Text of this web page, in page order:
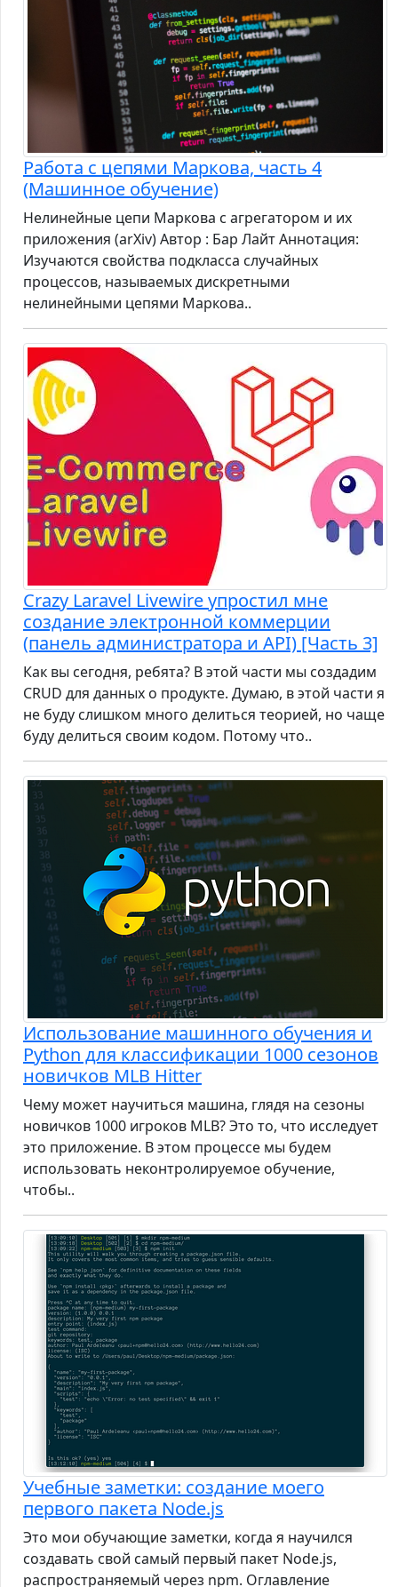
Работа с цепями Маркова, часть 4
(Машинное обучение)
Нелинейные цепи Маркова с агрегатором и их
приложения (arXiv) Автор : Бар Лайт Аннотация:
Изучаются свойства подкласса случайных
процессов, называемых дискретными
нелинейными цепями Маркова..
Crazy Laravel Livewire упростил мне
создание электронной коммерции
(панель администратора и API) [Часть 3]
Как вы сегодня, ребята? В этой части мы создадим
CRUD для данных о продукте. Думаю, в этой части я
не буду слишком много делиться теорией, но чаще
буду делиться своим кодом. Потому что..
Использование машинного обучения и
Python для классификации 1000 сезонов
новичков MLB Hitter
Чему может научиться машина, глядя на сезоны
новичков 1000 игроков MLB? Это то, что исследует
это приложение. В этом процессе мы будем
использовать неконтролируемое обучение,
чтобы..
Учебные заметки: создание моего
первого пакета Node.js
Это мои обучающие заметки, когда я научился
создавать свой самый первый пакет Node.js,
распространяемый через npm. Оглавление